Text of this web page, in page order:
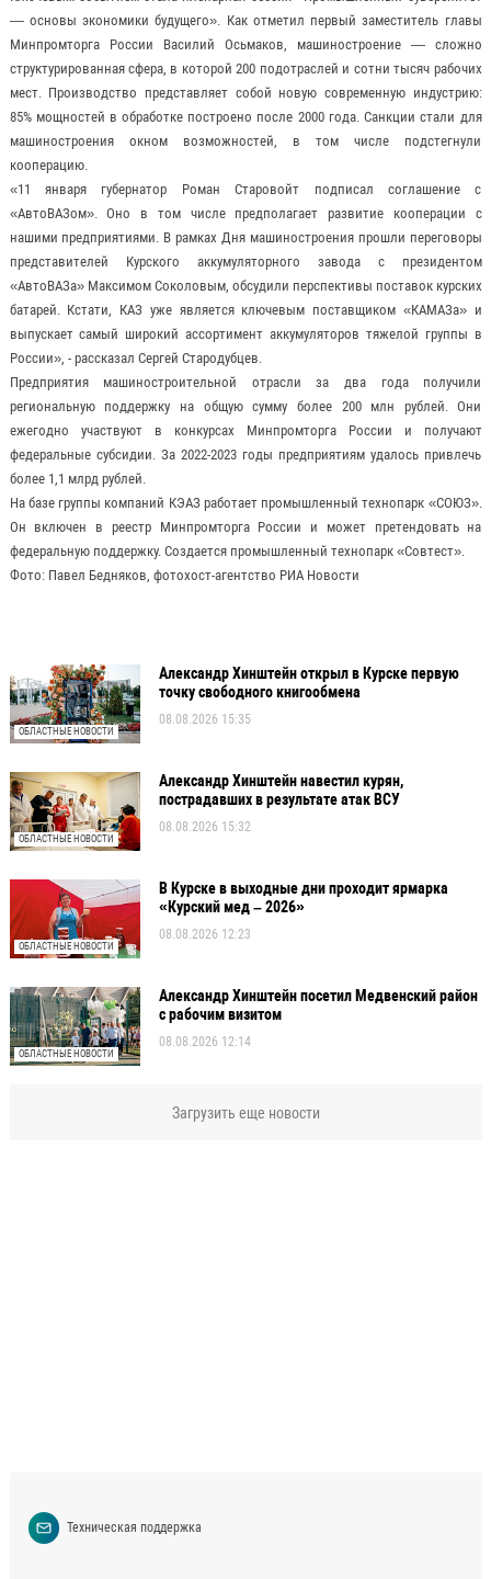
— основы экономики будущего». Как отметил первый заместитель главы
Минпромторга России Василий Осьмаков, машиностроение — сложно
структурированная сфера, в которой 200 подотраслей и сотни тысяч рабочих
мест. Производство представляет собой новую современную индустрию:
85% мощностей в обработке построено после 2000 года. Санкции стали для
машиностроения окном возможностей, в том числе подстегнули
кооперацию.
«11 января губернатор Роман Старовойт подписал соглашение с
«АвтоВАЗом». Оно в том числе предполагает развитие кооперации с
нашими предприятиями. В рамках Дня машиностроения прошли переговоры
представителей Курского аккумуляторного завода с президентом
«АвтоВАЗа» Максимом Соколовым, обсудили перспективы поставок курских
батарей. Кстати, КАЗ уже является ключевым поставщиком «КАМАЗа» и
выпускает самый широкий ассортимент аккумуляторов тяжелой группы в
России», - рассказал Сергей Стародубцев.
Предприятия машиностроительной отрасли за два года получили
региональную поддержку на общую сумму более 200 млн рублей. Они
ежегодно участвуют в конкурсах Минпромторга России и получают
федеральные субсидии. За 2022-2023 годы предприятиям удалось привлечь
более 1,1 млрд рублей.
На базе группы компаний КЭАЗ работает промышленный технопарк «СОЮЗ».
Он включен в реестр Минпромторга России и может претендовать на
федеральную поддержку. Создается промышленный технопарк «Совтест».
Фото: Павел Бедняков, фотохост-агентство РИА Новости
ОБЛАСТНЫЕ НОВОСТИ
Александр Хинштейн открыл в Курске первую
точку свободного книгообмена
08.08.2026 15:35
ОБЛАСТНЫЕ НОВОСТИ
Александр Хинштейн навестил курян,
пострадавших в результате атак ВСУ
08.08.2026 15:32
ОБЛАСТНЫЕ НОВОСТИ
В Курске в выходные дни проходит ярмарка
«Курский мед – 2026»
08.08.2026 12:23
ОБЛАСТНЫЕ НОВОСТИ
Александр Хинштейн посетил Медвенский район
с рабочим визитом
08.08.2026 12:14
Загрузить еще новости
Техническая поддержка